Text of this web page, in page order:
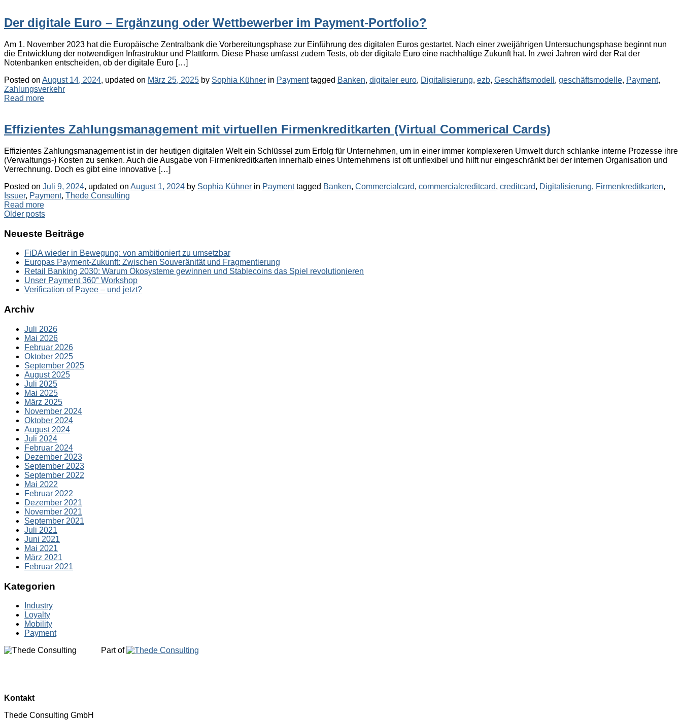
Der digitale Euro – Ergänzung oder Wettbewerber im Payment-Portfolio?
Am 1. November 2023 hat die Europäische Zentralbank die Vorbereitungsphase zur Einführung des digitalen Euros gestartet. Nach einer zweijährigen Untersuchungsphase beginnt nun
die Entwicklung der notwendigen Infrastruktur und Plattform. Diese Phase umfasst zudem Tests, ob der digitale Euro eine nachhaltige Zukunft hat. In zwei Jahren wird der Rat der
Notenbanken entscheiden, ob der digitale Euro […]
Posted on August 14, 2024, updated on März 25, 2025 by Sophia Kühner in Categories
Paymenttagged Tags
Banken, digitaler euro, Digitalisierung, ezb, Geschäftsmodell , geschäftsmodelle, Payment,
Zahlungsverkehr
Read more
Effizientes Zahlungsmanagement mit virtuellen Firmenkreditkarten (Virtual Commerical Cards)
Effizientes Zahlungsmanagement ist in der heutigen digitalen Welt ein Schlüssel zum Erfolg für Unternehmen, um in einer immer komplexeren Umwelt durch schlanke interne Prozesse ihre
(Verwaltungs-) Kosten zu senken. Auch die Ausgabe von Firmenkreditkarten innerhalb eines Unternehmens ist oft unflexibel und hilft nur eingeschränkt bei der internen Organisation und
Verrechnung. Doch es gibt eine innovative […]
Posted on Juli 9, 2024, updated on August 1, 2024 by Sophia Kühner in Categories
Paymenttagged Tags
Banken, Commercialcard, commercialcreditcard, creditcard, Digitalisierung, Firmenkreditkarten,
Issuer, Payment, Thede Consulting
Read more
Post
navigation
Older posts
Neueste Beiträge
FiDA wieder in Bewegung: von ambitioniert zu umsetzbar
Europas Payment-Zukunft: Zwischen Souveränität und Fragmentierung
Retail Banking 2030: Warum Ökosysteme gewinnen und Stablecoins das Spiel revolutionieren
Unser Payment 360° Workshop
Verification of Payee – und jetzt?
Archiv
Juli 2026
Mai 2026
Februar 2026
Oktober 2025
September 2025
August 2025
Juli 2025
Mai 2025
März 2025
November 2024
Oktober 2024
August 2024
Juli 2024
Februar 2024
Dezember 2023
September 2023
September 2022
Mai 2022
Februar 2022
Dezember 2021
November 2021
September 2021
Juli 2021
Juni 2021
Mai 2021
März 2021
Februar 2021
Kategorien
Industry
Loyalty
Mobility
Payment
Part of
Kontakt
Thede Consulting GmbH